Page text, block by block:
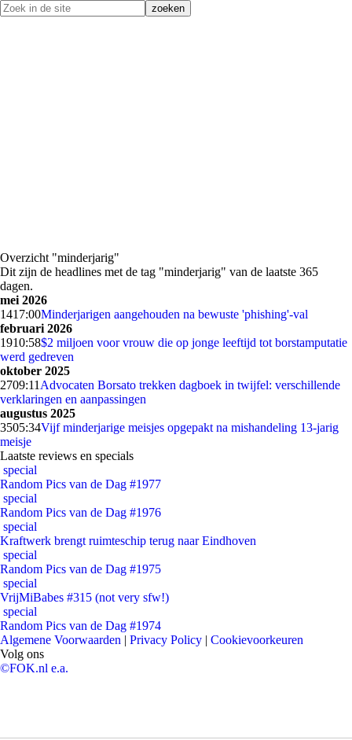
Overzicht "minderjarig"
Dit zijn de headlines met de tag "minderjarig" van de laatste 365
dagen.
mei 2026
1417:00Minderjarigen aangehouden na bewuste 'phishing'-val
februari 2026
1910:58$2 miljoen voor vrouw die op jonge leeftijd tot borstamputatie
werd gedreven
oktober 2025
2709:11 Advocaten Borsato trekken dagboek in twijfel: verschillende
verklaringen en aanpassingen
augustus 2025
3505:34Vijf minderjarige meisjes opgepakt na mishandeling 13-jarig
meisje
Laatste reviews en specials
special
Random Pics van de Dag #1977
special
Random Pics van de Dag #1976
special
Kraftwerk brengt ruimteschip terug naar Eindhoven
special
Random Pics van de Dag #1975
special
VrijMiBabes #315 (not very sfw!)
special
Random Pics van de Dag #1974
Algemene Voorwaarden | Privacy Policy | Cookievoorkeuren
Volg ons
©FOK.nl e.a.